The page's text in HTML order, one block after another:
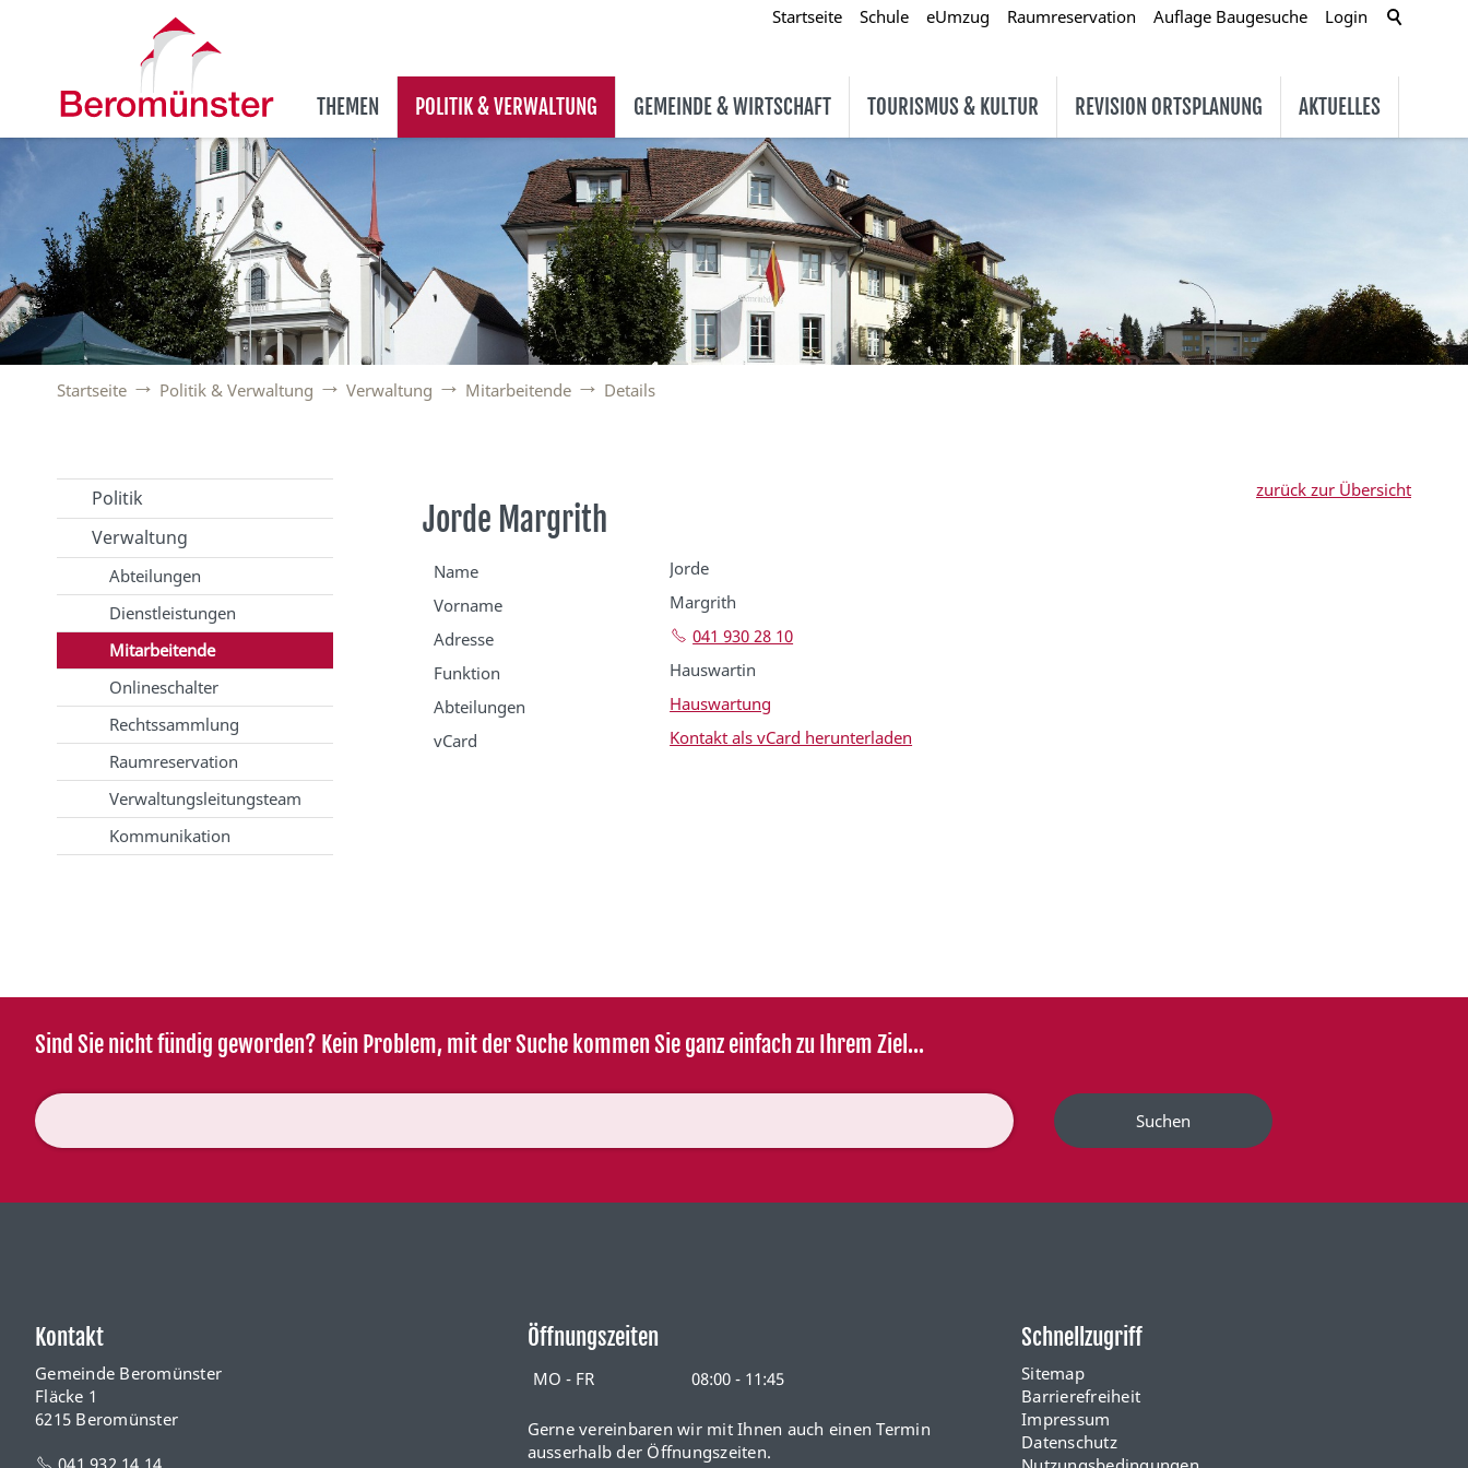
Startseite Schule eUmzug Raumreservation Auflage Baugesuche Login
THEMEN POLITIK & VERWALTUNG GEMEINDE & WIRTSCHAFT TOURISMUS & KULTUR REVISION ORTSPLANUNG AKTUELLES
Startseite Politik & Verwaltung Verwaltung Mitarbeitende Details
Politik
Verwaltung
Abteilungen
Dienstleistungen
Mitarbeitende
Onlineschalter
Rechtssammlung
Raumreservation
Verwaltungsleitungsteam
Kommunikation
zurück zur Übersicht
Jorde Margrith
Name
Jorde
Vorname
Margrith
Adresse
041 930 28 10
Funktion
Hauswartin
Abteilungen
Hauswartung
vCard
Kontakt als vCard herunterladen
Sind Sie nicht fündig geworden? Kein Problem, mit der Suche kommen Sie ganz einfach zu Ihrem Ziel...
Suchen
Kontakt
Gemeinde Beromünster
Fläcke 1
6215 Beromünster
041 932 14 14
Öffnungszeiten
MO - FR 08:00 - 11:45
Gerne vereinbaren wir mit Ihnen auch einen Termin
ausserhalb der Öffnungszeiten.
Schnellzugriff
Sitemap
Barrierefreiheit
Impressum
Datenschutz